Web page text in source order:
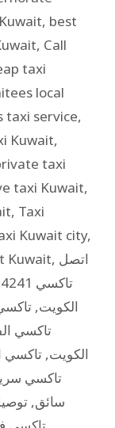
, best
, Call
taxi
local
taxi service,
Kuwait,
taxi
taxi Kuwait,
, Taxi
Kuwait city,
Kuwait, اتصل
تاكسي 69694241
الكويت, تاكسي 24 ساعة
تاكسي
الكويت, تاكسي
تاكسي
سائق,